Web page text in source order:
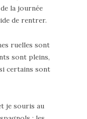
la journée
de rentrer.
ruelles sont
sont pleins,
certains sont
je souris au